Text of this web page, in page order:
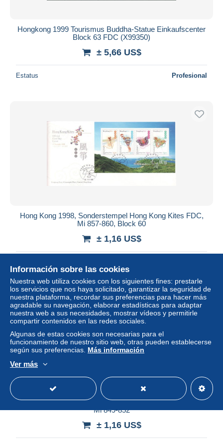
Hongkong 1999 Tourismus Buddha-Statue Einkaufscenter
Block 63 FDC (X99350)
± 5,66 US$
Estatus Profesional
Hong Kong 1998, Sonderstempel Hong Kong Kites FDC,
Mi 857-860, Block 60
± 1,16 US$
Hong Kong 1998, Sonderstempel Hong Kong Scouts FDC,
Mi 849-852
± 1,16 US$
Información sobre las cookies
Nuestra web utiliza cookies con los siguientes fines: prestarle
los servicios que nos haya solicitado, garantizar la seguridad de
nuestra plataforma, recordar sus preferencias para hacer más
agradable su navegación, elaborar estadísticas para adaptar
nuestra web a sus necesidades, mostrar vídeos y permitirle
compartir contenidos en las redes sociales.
Algunas de estas cookies son necesarias para el
funcionamiento de nuestro sitio web, otras pueden establecerse
según sus preferencias. Más información
Ver más